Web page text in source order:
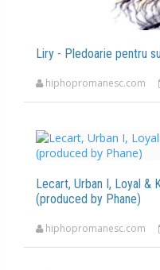
Liry - Pledoarie pentru
hiphopromanesc.com
Lecart, Urban I, Loyal &
(produced by Phane)
hiphopromanesc.com